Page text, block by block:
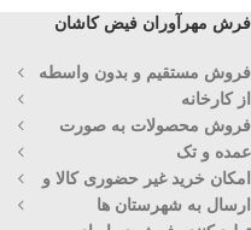
فرش مهرآوران فیض کاشان
فروش مستقیم و بدون واسطه
از کارخانه
فروش محصولات به صورت
عمده و تک
امکان خرید غیر حضوری کالا و
ارسال به شهرستان ها